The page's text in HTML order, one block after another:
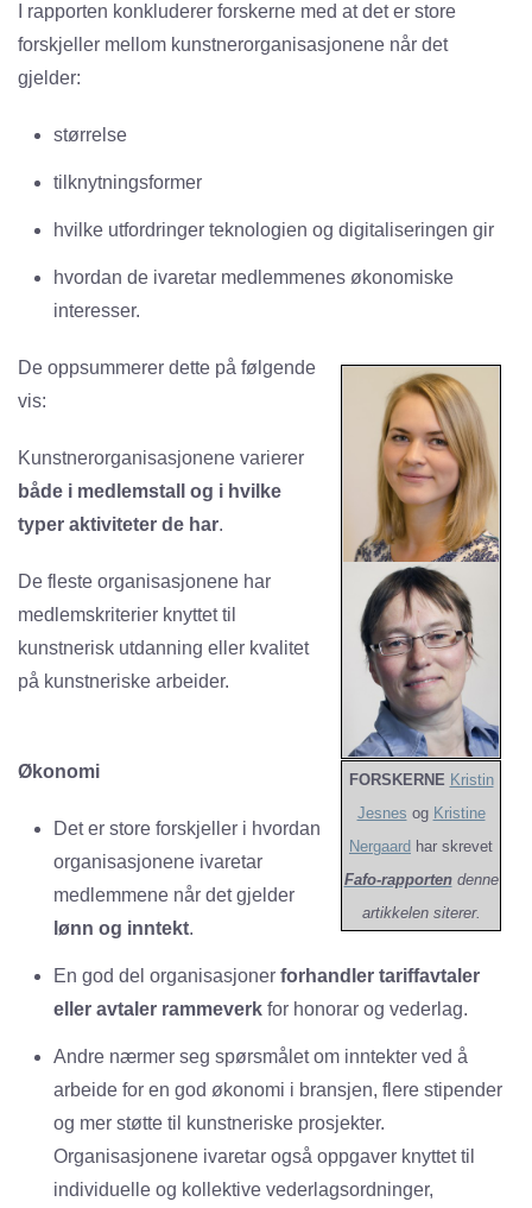
I rapporten konkluderer forskerne med at det er store
forskjeller mellom kunstnerorganisasjonene når det
gjelder:
størrelse
tilknytningsformer
hvilke utfordringer teknologien og digitaliseringen gir
hvordan de ivaretar medlemmenes økonomiske
interesser.
FORSKERNE Kristin
Jesnes og Kristine
Nergaard har skrevet
Fafo-rapportendenne
artikkelen siterer.
De oppsummerer dette på følgende
vis:
Kunstnerorganisasjonene varierer
både i medlemstall og i hvilke
typer aktiviteter de har.
De fleste organisasjonene har
medlemskriterier knyttet til
kunstnerisk utdanning eller kvalitet
på kunstneriske arbeider.
Økonomi
Det er store forskjeller i hvordan
organisasjonene ivaretar
medlemmene når det gjelder
lønn og inntekt.
En god del organisasjoner forhandler tariffavtaler
eller avtaler rammeverk for honorar og vederlag.
Andre nærmer seg spørsmålet om inntekter ved å
arbeide for en god økonomi i bransjen, flere stipender
og mer støtte til kunstneriske prosjekter.
Organisasjonene ivaretar også oppgaver knyttet til
individuelle og kollektive vederlagsordninger,